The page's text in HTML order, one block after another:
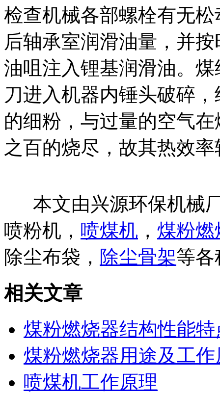
检查机械各部螺栓有无
后轴承室润滑油量，并
油咀注入锂基润滑油。
刀进入机器内锤头破碎
的细粉，与过量的空气
之百的烧尽，故其热效
本文由兴源环保机械
喷粉机， 喷煤机 ， 煤粉燃
除尘布袋， 除尘骨架等各
相关文章
煤粉燃烧器结构性能特
煤粉燃烧器用途及工作
喷煤机工作原理